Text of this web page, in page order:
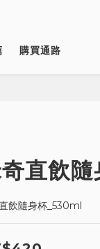
購買通路
直飲
飲隨身杯_530ml